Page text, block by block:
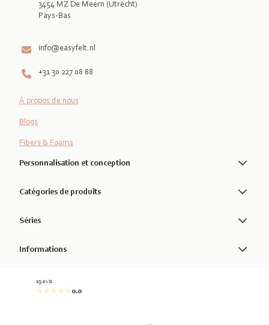
3454 MZ De Meern (Utrecht)
Pays-Bas
info@easyfelt.nl
+31 30 227 08 88
À propos de nous
Blogs
Fibers & Foams
Personnalisation et conception
Catégories de produits
Séries
Informations
19 avis
0.0